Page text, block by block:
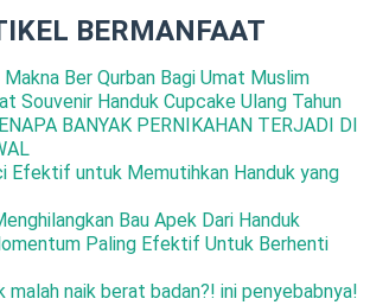
BERMANFAAT
Makna Ber Qurban Bagi Umat Muslim
Souvenir Handuk Cupcake Ulang Tahun
BANYAK PERNIKAHAN TERJADI DI
Efektif untuk Memutihkan Handuk yang
Bau Apek Dari Handuk
Paling Efektif Untuk Berhenti
malah naik berat badan?! ini penyebabnya!